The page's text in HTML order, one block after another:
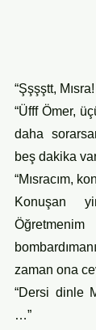
“Şşşştt,
“Üfff Ömer,
daha
beş dakika
“Mısracım,
Konuşan
zaman ona
“Dersi dinle
…”